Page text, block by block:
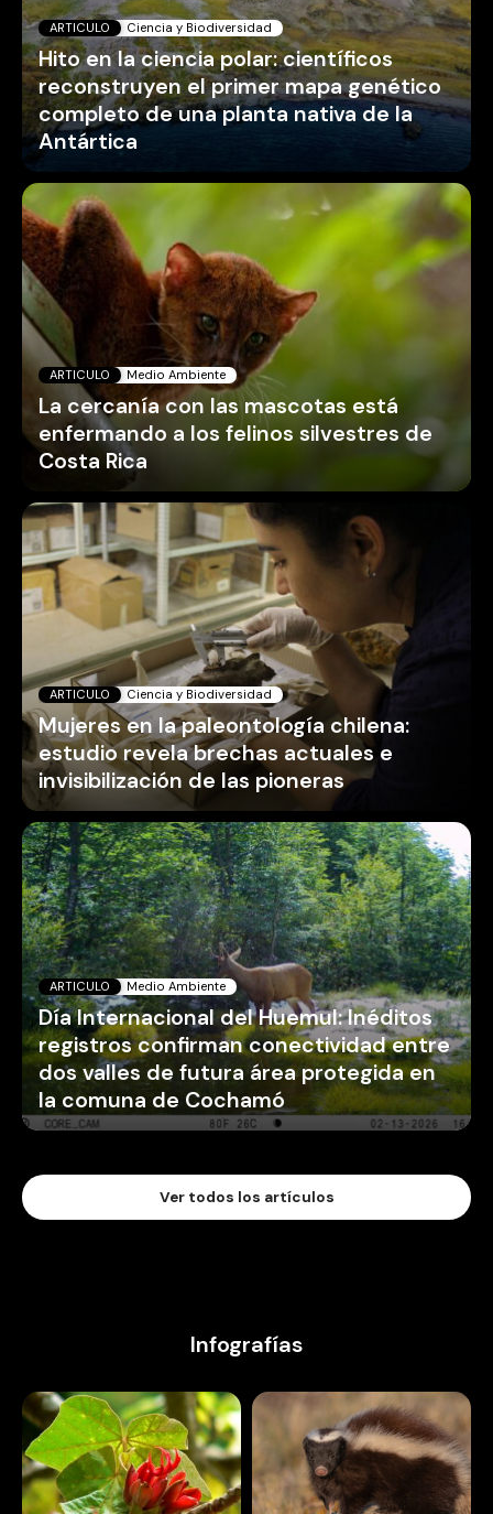
ARTICULO Ciencia y Biodiversidad
Hito en la ciencia polar: científicos
reconstruyen el primer mapa genético
completo de una planta nativa de la
Antártica
ARTICULO Medio Ambiente
La cercanía con las mascotas está
enfermando a los felinos silvestres de
Costa Rica
ARTICULO Ciencia y Biodiversidad
Mujeres en la paleontología chilena:
estudio revela brechas actuales e
invisibilización de las pioneras
ARTICULO Medio Ambiente
Día Internacional del Huemul: Inéditos
registros confirman conectividad entre
dos valles de futura área protegida en
la comuna de Cochamó
Ver todos los artículos
Infografías